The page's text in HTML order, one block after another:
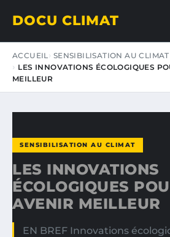
DOCU CLIMAT
ACCUEIL SENSIBILISATION AU CLIMAT
LES INNOVATIONS ÉCOLOGIQUES
MEILLEUR
SENSIBILISATION AU CLIMAT
LES INNOVATIONS
ÉCOLOGIQUES
AVENIR MEILLEUR
EN BREF Innovations